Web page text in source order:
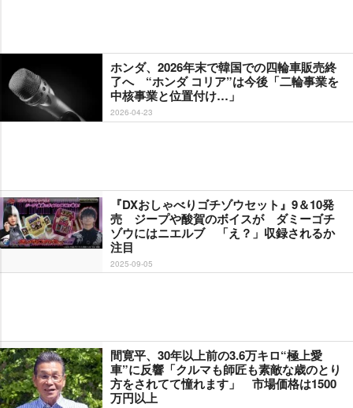
ホンダ、2026年末で韓国での四輪車販売終
了へ “ホンダ コリア”は今後「二輪事業を
中核事業と位置付け…」
2026-04-23
『DXおしゃべりゴチゾウセット』9＆10発
売 ジープや酸賀のボイスが ダミーゴチ
ゾウにはニエルブ 「え？」収録されるか
注目
2025-09-05
間寛平、30年以上前の3.6万キロ“極上愛
車”に反響「クルマも師匠も素敵な歳のとり
方をされてて憧れます」 市場価格は1500
万円以上